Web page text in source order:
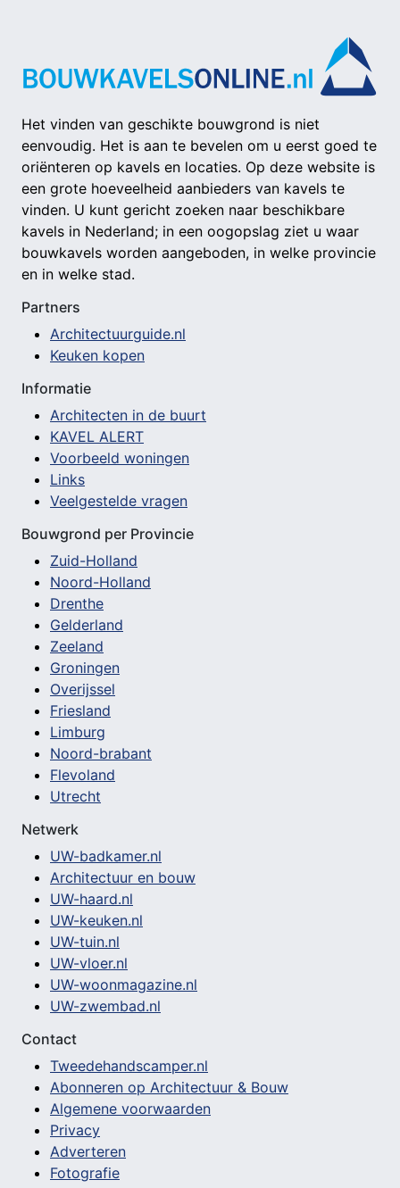
Het vinden van geschikte bouwgrond is niet
eenvoudig. Het is aan te bevelen om u eerst goed te
oriënteren op kavels en locaties. Op deze website is
een grote hoeveelheid aanbieders van kavels te
vinden. U kunt gericht zoeken naar beschikbare
kavels in Nederland; in een oogopslag ziet u waar
bouwkavels worden aangeboden, in welke provincie
en in welke stad.
Partners
Architectuurguide.nl
Keuken kopen
Informatie
Architecten in de buurt
KAVEL ALERT
Voorbeeld woningen
Links
Veelgestelde vragen
Bouwgrond per Provincie
Zuid-Holland
Noord-Holland
Drenthe
Gelderland
Zeeland
Groningen
Overijssel
Friesland
Limburg
Noord-brabant
Flevoland
Utrecht
Netwerk
UW-badkamer.nl
Architectuur en bouw
UW-haard.nl
UW-keuken.nl
UW-tuin.nl
UW-vloer.nl
UW-woonmagazine.nl
UW-zwembad.nl
Contact
Tweedehandscamper.nl
Abonneren op Architectuur & Bouw
Algemene voorwaarden
Privacy
Adverteren
Fotografie